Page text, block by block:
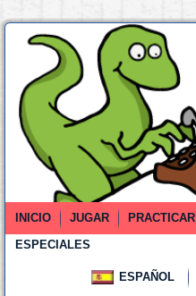
INICIO JUGAR PRACTICAR
ESPECIALES
ESPAÑOL